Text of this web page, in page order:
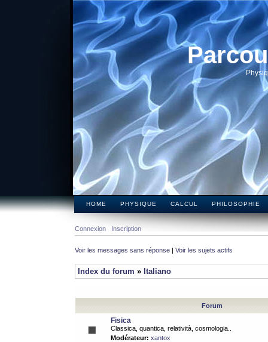
HOME PHYSIQUE CALCUL PHILOSOPHIE
Connexion Inscription
Voir les messages sans réponse | Voir les sujets actifs
Index du forum » Italiano
Forum
Fisica
Classica, quantica, relatività, cosmologia..
Modérateur: xantox